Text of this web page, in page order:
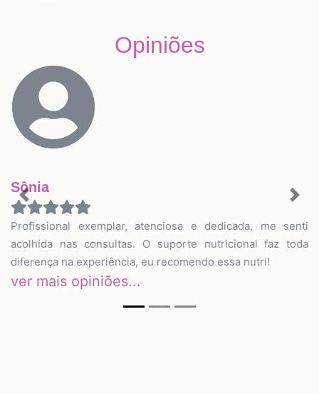
Opiniões
Sônia
Profissional exemplar, atenciosa e dedicada, me senti
acolhida nas consultas. O suporte nutricional faz toda
diferença na experiência, eu recomendo essa nutri!
ver mais opiniões...
Previous Next